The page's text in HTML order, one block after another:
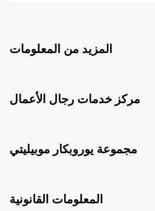
المزيد من المعلومات
مركز خدمات رجال الأعمال
مجموعة يوروبكار موبيليتي
المعلومات القانونية